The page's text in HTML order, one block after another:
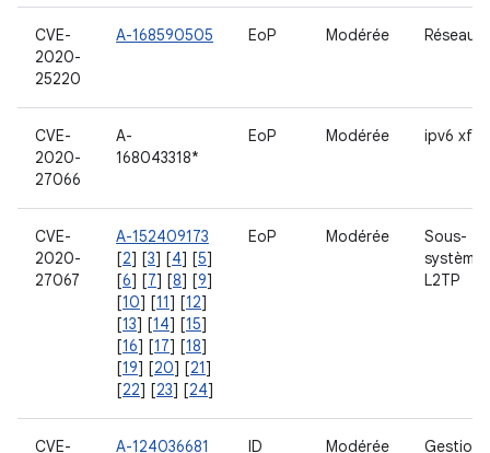
CVE-
2020-
25220
A-168590505 EoP Modérée Réseau
CVE-
2020-
27066
A-
168043318*
EoP Modérée ipv6 xfrm
CVE-
2020-
27067
A-152409173
[2] [3] [4] [5]
[6] [7] [8] [9]
[10] [11] [12]
[13] [14] [15]
[16] [17] [18]
[19] [20] [21]
[22] [23] [24]
EoP Modérée
Sous-
système
L2TP
CVE-
A-124036681 ID Modérée
Gestion